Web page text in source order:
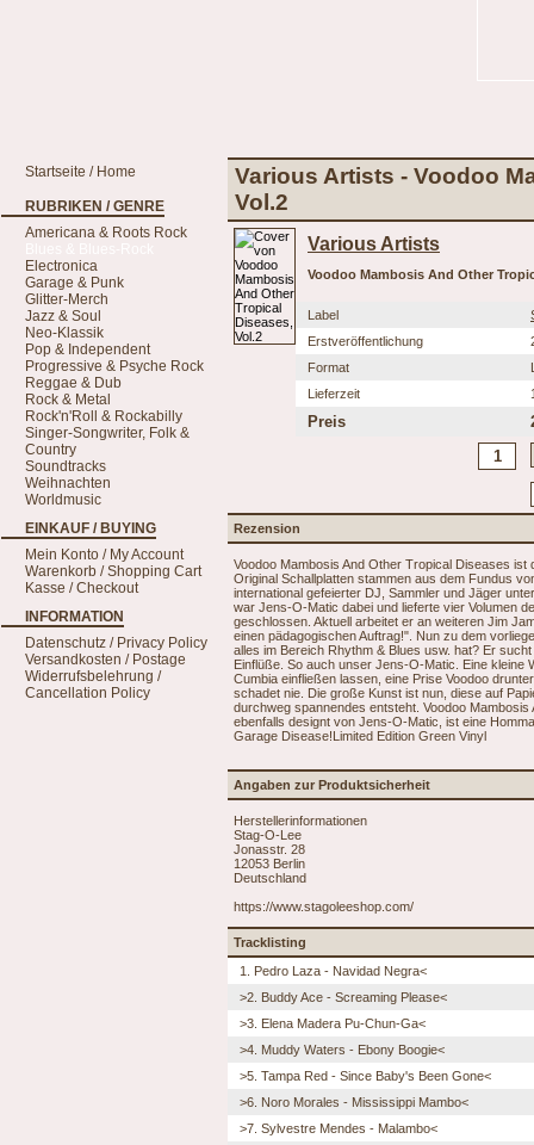
Startseite / Home
RUBRIKEN / GENRE
Americana & Roots Rock
Electronica
Garage & Punk
Glitter-Merch
Jazz & Soul
Neo-Klassik
Pop & Independent
Progressive & Psyche Rock
Reggae & Dub
Rock & Metal
Rock'n'Roll & Rockabilly
Singer-Songwriter, Folk &
Country
Soundtracks
Weihnachten
Worldmusic
EINKAUF / BUYING
Mein Konto / My Account
Warenkorb / Shopping Cart
Kasse / Checkout
INFORMATION
Datenschutz / Privacy Policy
Versandkosten / Postage
Widerrufsbelehrung /
Cancellation Policy
Various Artists - Voodoo
Vol.2
Various Artists
Voodoo Mambosis And Other
Label
Erstveröffentlichung
Format
Lieferzeit
Preis
Rezension
Voodoo Mambosis And Other Tropical Diseases ist
Original Schallplatten stammen aus dem Fundus
international gefeierter DJ, Sammler und Jäger
war Jens-O-Matic dabei und lieferte vier Volumen
geschlossen. Aktuell arbeitet er an weiteren Jim
einen pädagogischen Auftrag!". Nun zu dem
alles im Bereich Rhythm & Blues usw. hat? Er
Einflüße. So auch unser Jens-O-Matic. Eine kleine
Cumbia einfließen lassen, eine Prise Voodoo
schadet nie. Die große Kunst ist nun, diese auf
durchweg spannendes entsteht. Voodoo
ebenfalls designt von Jens-O-Matic, ist eine
Garage Disease!Limited Edition Green Vinyl
Angaben zur Produktsicherheit
Herstellerinformationen
Stag-O-Lee
Jonasstr. 28
12053 Berlin
Deutschland
https://www.stagoleeshop.com/
Tracklisting
1. Pedro Laza - Navidad Negra<
>2. Buddy Ace - Screaming Please<
>3. Elena Madera Pu-Chun-Ga<
>4. Muddy Waters - Ebony Boogie<
>5. Tampa Red - Since Baby's Been Gone<
>6. Noro Morales - Mississippi Mambo<
>7. Sylvestre Mendes - Malambo<